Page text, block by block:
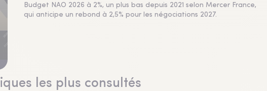
Budget NAO 2026 à 2%, un plus bas depuis 2021 selon Mercer France,
qui anticipe un rebond à 2,5% pour les négociations 2027.
les plus consultés